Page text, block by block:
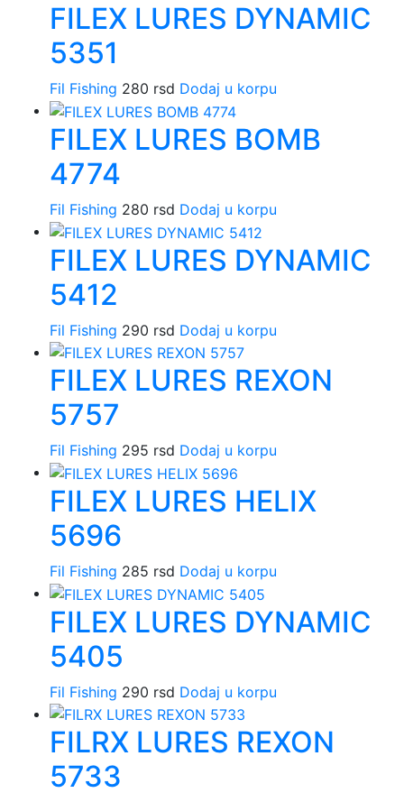
FILEX LURES DYNAMIC
5351
Fil Fishing 280 rsd Dodaj u korpu
FILEX LURES BOMB
4774
Fil Fishing 280 rsd Dodaj u korpu
FILEX LURES DYNAMIC
5412
Fil Fishing 290 rsd Dodaj u korpu
FILEX LURES REXON
5757
Fil Fishing 295 rsd Dodaj u korpu
FILEX LURES HELIX
5696
Fil Fishing 285 rsd Dodaj u korpu
FILEX LURES DYNAMIC
5405
Fil Fishing 290 rsd Dodaj u korpu
FILRX LURES REXON
5733